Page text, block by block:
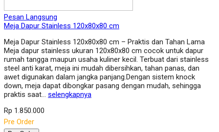
Pesan Langsung
Meja Dapur Stainless 120x80x80 cm
Meja Dapur Stainless 120x80x80 cm – Praktis dan Tahan Lama
Meja dapur stainless ukuran 120x80x80 cm cocok untuk dapur
rumah tangga maupun usaha kuliner kecil. Terbuat dari stainless
steel anti karat, meja ini mudah dibersihkan, tahan panas, dan
awet digunakan dalam jangka panjang.Dengan sistem knock
down, meja dapat dibongkar pasang dengan mudah, sehingga
praktis saat… selengkapnya
Rp 1.850.000
Pre Order